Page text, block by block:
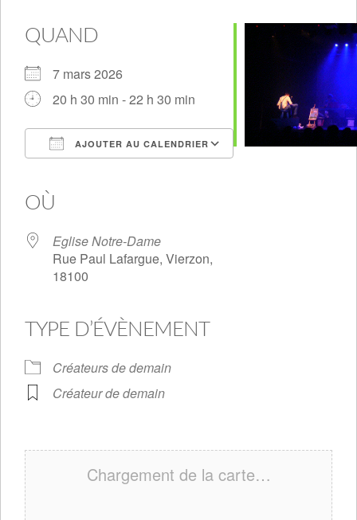
QUAND
7 mars 2026
20 h 30 min - 22 h 30 min
AJOUTER AU CALENDRIER
OÙ
Eglise Notre-Dame
Rue Paul Lafargue, Vierzon,
18100
TYPE D’ÉVÈNEMENT
Créateurs de demain
Créateur de demain
Chargement de la carte…